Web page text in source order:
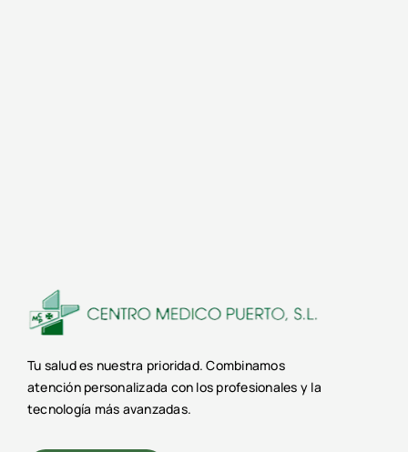
Tu salud es nuestra prioridad. Combinamos
atención personalizada con los profesionales y la
tecnología más avanzadas.